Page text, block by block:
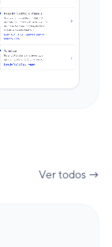
Ver todos →